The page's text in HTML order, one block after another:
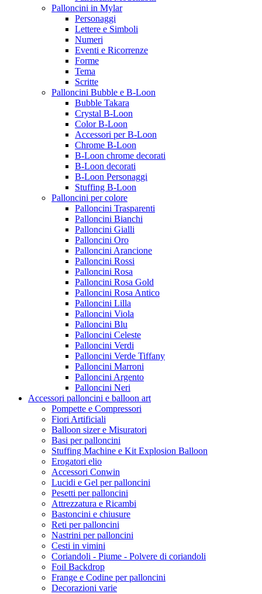
Palloncini in Mylar
Personaggi
Lettere e Simboli
Numeri
Eventi e Ricorrenze
Forme
Tema
Scritte
Palloncini Bubble e B-Loon
Bubble Takara
Crystal B-Loon
Color B-Loon
Accessori per B-Loon
Chrome B-Loon
B-Loon chrome decorati
B-Loon decorati
B-Loon Personaggi
Stuffing B-Loon
Palloncini per colore
Palloncini Trasparenti
Palloncini Bianchi
Palloncini Gialli
Palloncini Oro
Palloncini Arancione
Palloncini Rossi
Palloncini Rosa
Palloncini Rosa Gold
Palloncini Rosa Antico
Palloncini Lilla
Palloncini Viola
Palloncini Blu
Palloncini Celeste
Palloncini Verdi
Palloncini Verde Tiffany
Palloncini Marroni
Palloncini Argento
Palloncini Neri
Accessori palloncini e balloon art
Pompette e Compressori
Fiori Artificiali
Balloon sizer e Misuratori
Basi per palloncini
Stuffing Machine e Kit Explosion Balloon
Erogatori elio
Accessori Conwin
Lucidi e Gel per palloncini
Pesetti per palloncini
Attrezzatura e Ricambi
Bastoncini e chiusure
Reti per palloncini
Nastrini per palloncini
Cesti in vimini
Coriandoli - Piume - Polvere di coriandoli
Foil Backdrop
Frange e Codine per palloncini
Decorazioni varie